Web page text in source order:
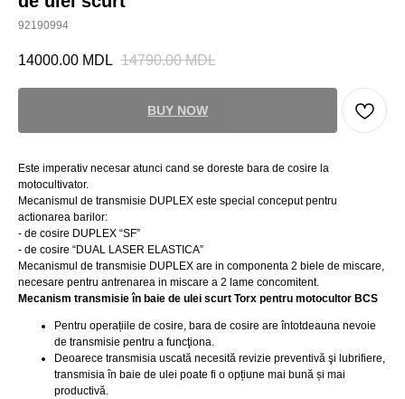
92190994
14000.00 MDL 14790.00 MDL
BUY NOW
Este imperativ necesar atunci cand se doreste bara de cosire la
motocultivator.
Mecanismul de transmisie DUPLEX este special conceput pentru
actionarea barilor:
- de cosire DUPLEX “SF”
- de cosire “DUAL LASER ELASTICA”
Mecanismul de transmisie DUPLEX are in componenta 2 biele de miscare,
necesare pentru antrenarea in miscare a 2 lame concomitent.
Mecanism transmisie în baie de ulei scurt Torx pentru motocultor BCS
Pentru operațiile de cosire, bara de cosire are întotdeauna nevoie
de transmisie pentru a funcţiona.
Deoarece transmisia uscată necesită revizie preventivă şi lubrifiere,
transmisia în baie de ulei poate fi o opțiune mai bună și mai
productivă.